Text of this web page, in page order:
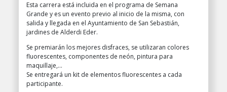
Esta carrera está incluida en el programa de Semana
Grande y es un evento previo al inicio de la misma, con
salida y llegada en el Ayuntamiento de San Sebastián,
jardines de Alderdi Eder.
Se premiarán los mejores disfraces, se utilizaran colores
fluorescentes, componentes de neón, pintura para
maquillaje,…
Se entregará un kit de elementos fluorescentes a cada
participante.